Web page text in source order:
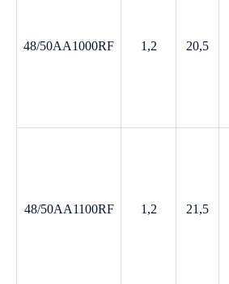
48/50AA1000RF 1,2 20,5
48/50AA1100RF 1,2 21,5